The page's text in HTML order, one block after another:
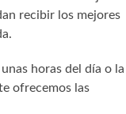
recibir los mejores
horas del día o la
ofrecemos las